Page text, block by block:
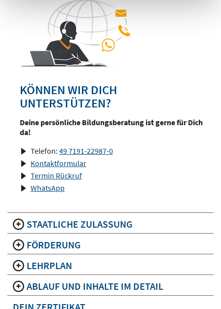
KÖNNEN WIR DICH
UNTERSTÜTZEN?
Deine persönliche Bildungsberatung ist gerne für Dich
da!
Telefon: 49 7191-22987-0
Kontaktformular
Termin Rückruf
WhatsApp
STAATLICHE ZULASSUNG
FÖRDERUNG
LEHRPLAN
ABLAUF UND INHALTE IM DETAIL